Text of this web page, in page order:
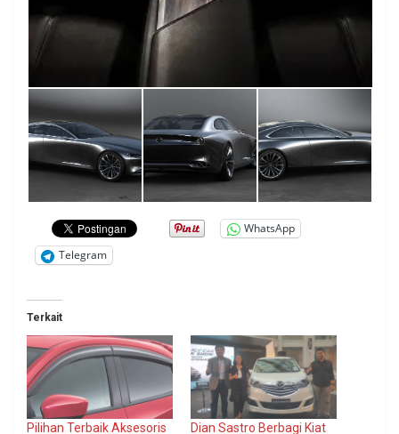
WhatsApp
Telegram
Terkait
Pilihan Terbaik Aksesoris
Dian Sastro Berbagi Kiat